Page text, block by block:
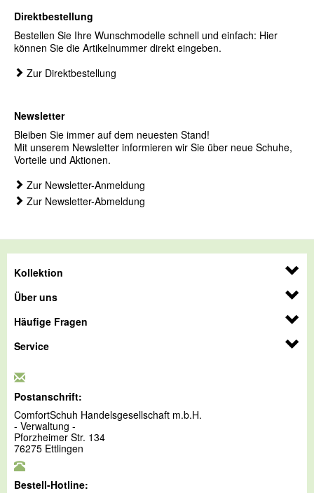
Direktbestellung
Bestellen Sie Ihre Wunschmodelle schnell und einfach: Hier
können Sie die Artikelnummer direkt eingeben.
Zur Direktbestellung
Newsletter
Bleiben Sie immer auf dem neuesten Stand!
Mit unserem Newsletter informieren wir Sie über neue Schuhe,
Vorteile und Aktionen.
Zur Newsletter-Anmeldung
Zur Newsletter-Abmeldung
Kollektion
Über uns
Häufige Fragen
Service
Postanschrift:
ComfortSchuh Handelsgesellschaft m.b.H.
- Verwaltung -
Pforzheimer Str. 134
76275 Ettlingen
Bestell-Hotline: